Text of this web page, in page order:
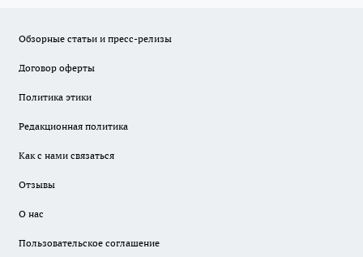
Обзорные статьи и пресс-релизы
Договор оферты
Политика этики
Редакционная политика
Как с нами связаться
Отзывы
О нас
Пользовательское соглашение